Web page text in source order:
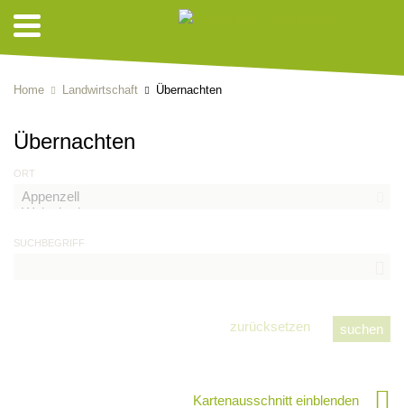
Home Landwirtschaft Übernachten
Übernachten
ORT
SUCHBEGRIFF
zurücksetzen
Kartenausschnitt einblenden